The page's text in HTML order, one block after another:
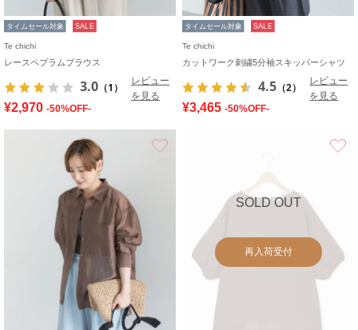
タイムセール対象 SALE
Te chichi
レースペプラムブラウス
3.0 （1）
レビュー
を見る
¥2,970 -50%OFF-
タイムセール対象 SALE
Te chichi
カットワーク刺繍5分袖スキッパーシャツ
4.5 （2）
レビュー
を見る
¥3,465 -50%OFF-
SOLD OUT
再入荷受付